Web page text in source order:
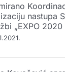
nastupa
„EXPO 2020